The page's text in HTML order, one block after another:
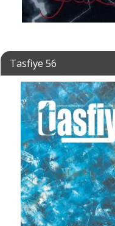
Tasfiye 56